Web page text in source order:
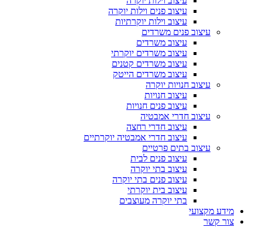
עיצוב פנים וילות יוקרה
עיצוב וילות יוקרתיות
עיצוב פנים משרדים
עיצוב משרדים
עיצוב משרדים יוקרתי
עיצוב משרדים קטנים
עיצוב משרדים הייטק
עיצוב חנויות יוקרה
עיצוב חנויות
עיצוב פנים חנויות
עיצוב חדרי אמבטיה
עיצוב חדרי רחצה
עיצוב חדרי אמבטיה יוקרתיים
עיצוב בתים פרטיים
עיצוב פנים לבית
עיצוב בתי יוקרה
עיצוב פנים בתי יוקרה
עיצוב בית יוקרתי
בתי יוקרה מעוצבים
מידע מקצועי
צור קשר